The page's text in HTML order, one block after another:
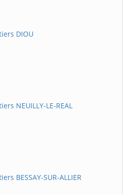
DIOU
NEUILLY-LE-REAL
BESSAY-SUR-ALLIER